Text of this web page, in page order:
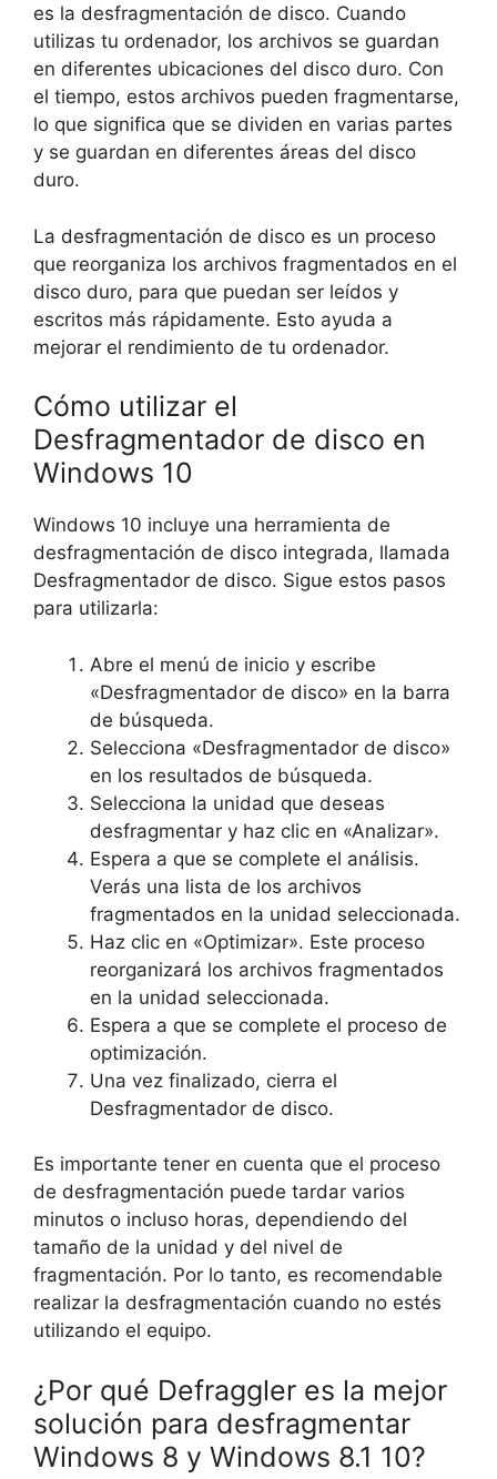
es la desfragmentación de disco. Cuando
utilizas tu ordenador, los archivos se guardan
en diferentes ubicaciones del disco duro. Con
el tiempo, estos archivos pueden fragmentarse,
lo que significa que se dividen en varias partes
y se guardan en diferentes áreas del disco
duro.
La desfragmentación de disco es un proceso
que reorganiza los archivos fragmentados en el
disco duro, para que puedan ser leídos y
escritos más rápidamente. Esto ayuda a
mejorar el rendimiento de tu ordenador.
Cómo utilizar el
Desfragmentador de disco en
Windows 10
Windows 10 incluye una herramienta de
desfragmentación de disco integrada, llamada
Desfragmentador de disco. Sigue estos pasos
para utilizarla:
Abre el menú de inicio y escribe
«Desfragmentador de disco» en la barra
de búsqueda.
Selecciona «Desfragmentador de disco»
en los resultados de búsqueda.
Selecciona la unidad que deseas
desfragmentar y haz clic en «Analizar».
Espera a que se complete el análisis.
Verás una lista de los archivos
fragmentados en la unidad seleccionada.
Haz clic en «Optimizar». Este proceso
reorganizará los archivos fragmentados
en la unidad seleccionada.
Espera a que se complete el proceso de
optimización.
Una vez finalizado, cierra el
Desfragmentador de disco.
Es importante tener en cuenta que el proceso
de desfragmentación puede tardar varios
minutos o incluso horas, dependiendo del
tamaño de la unidad y del nivel de
fragmentación. Por lo tanto, es recomendable
realizar la desfragmentación cuando no estés
utilizando el equipo.
¿Por qué Defraggler es la mejor
solución para desfragmentar
Windows 8 y Windows 8.1 10?